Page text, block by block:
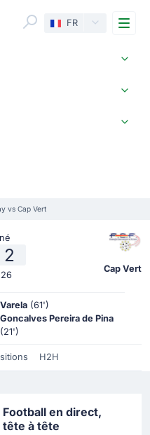
FR
vs Cap Vert
2
Cap Vert
Varela (61')
Goncalves Pereira de Pina
(21')
H2H
en direct,
à tête